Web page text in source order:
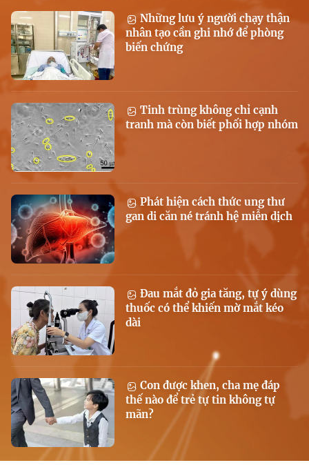
Những lưu ý người chạy thận
nhân tạo cần ghi nhớ để phòng
biến chứng
Tinh trùng không chỉ cạnh
tranh mà còn biết phối hợp nhóm
Phát hiện cách thức ung thư
gan di căn né tránh hệ miễn dịch
Đau mắt đỏ gia tăng, tự ý dùng
thuốc có thể khiến mờ mắt kéo
dài
Con được khen, cha mẹ đáp
thế nào để trẻ tự tin không tự
mãn?